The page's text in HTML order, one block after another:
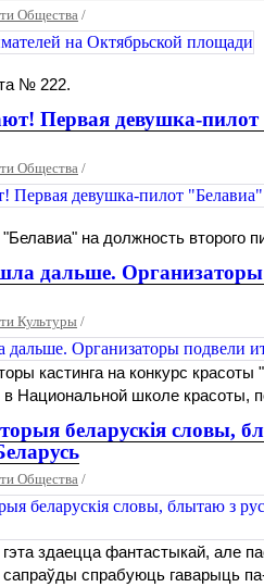
Общества /
№ 222.
Первая девушка-
Общества /
на должность второго
дальше.
Культуры /
кастинга на конкурс
в Национальной школе красоты,
беларускія словы,
Общества /
здаецца фантастыкай, але
спрабуюць гаварыць